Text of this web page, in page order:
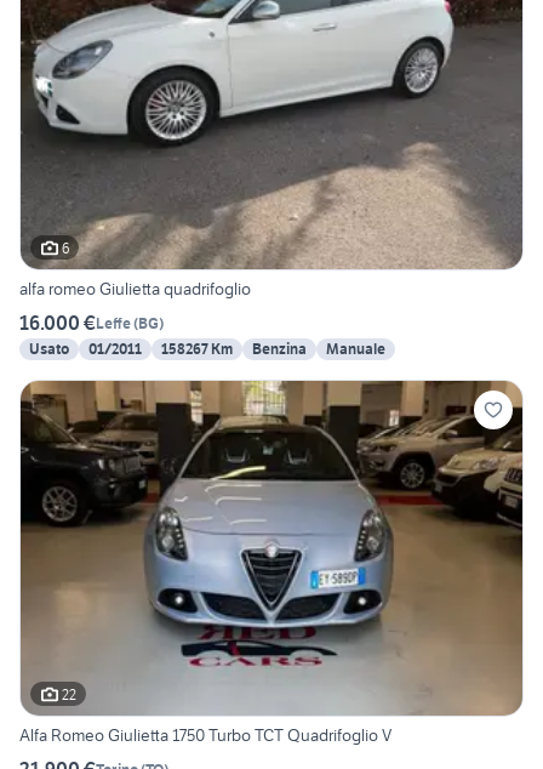
6
alfa romeo Giulietta quadrifoglio
16.000 €Leffe(BG)
Usato
01/2011 158267 Km Benzina Manuale
22
Alfa Romeo Giulietta 1750 Turbo TCT Quadrifoglio V